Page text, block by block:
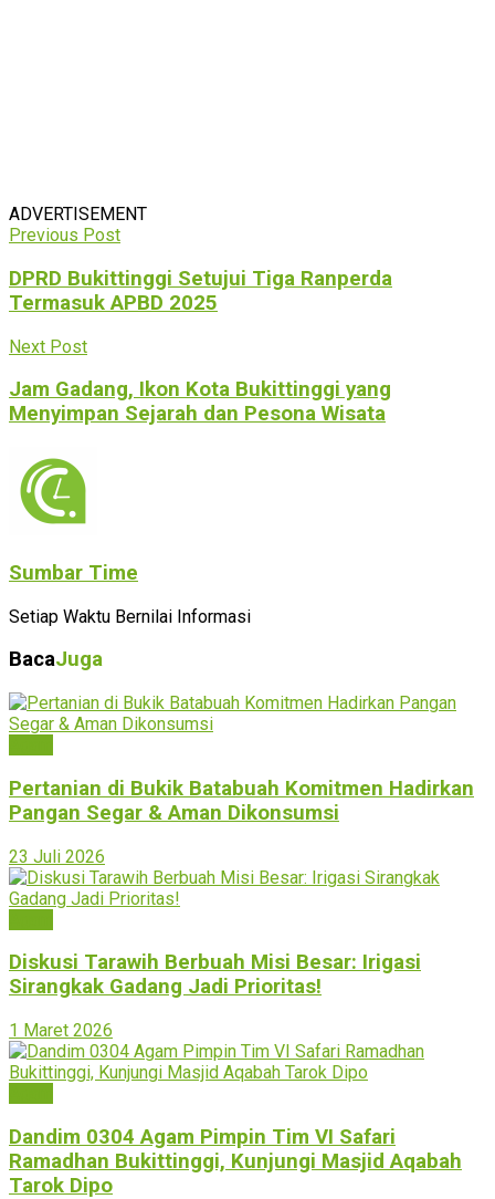
ADVERTISEMENT
Previous Post
DPRD Bukittinggi Setujui Tiga Ranperda
Termasuk APBD 2025
Next Post
Jam Gadang, Ikon Kota Bukittinggi yang
Menyimpan Sejarah dan Pesona Wisata
Sumbar Time
Setiap Waktu Bernilai Informasi
BacaJuga
Pertanian di Bukik Batabuah Komitmen Hadirkan
Pangan Segar & Aman Dikonsumsi
23 Juli 2026
Diskusi Tarawih Berbuah Misi Besar: Irigasi
Sirangkak Gadang Jadi Prioritas!
1 Maret 2026
Dandim 0304 Agam Pimpin Tim VI Safari
Ramadhan Bukittinggi, Kunjungi Masjid Aqabah
Tarok Dipo